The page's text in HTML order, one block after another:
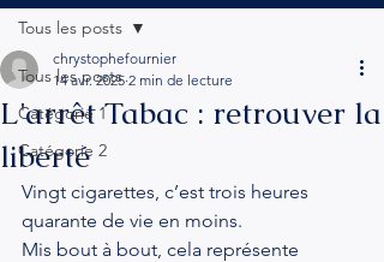
Tous les posts
Catégorie 1
Catégorie 2
Tous les posts
L'arrêt Tabac : retrouver la
liberté
chrystophefournier
14 avr. 2025 2 min de lecture
Vingt cigarettes, c’est trois heures
quarante de vie en moins.
Mis bout à bout, cela représente